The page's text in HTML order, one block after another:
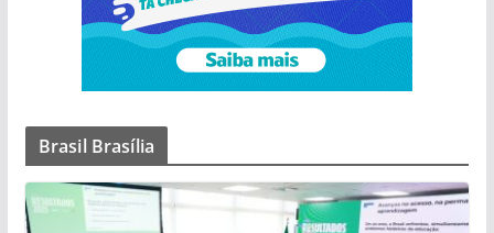
Brasil Brasília